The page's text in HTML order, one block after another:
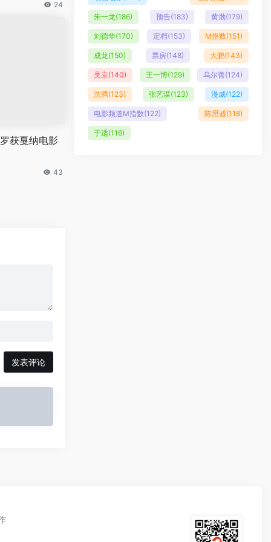
24
获戛纳电影
43
发表评论
朱一龙(186) 预告(183) 黄渤(179)
刘德华(170) 定档(153) M指数(151)
成龙(150) 票房(148) 大鹏(143)
吴京(140) 王一博(129) 乌尔善(124)
沈腾(123) 张艺谋(123) 漫威(122)
电影频道M指数(122) 陈思诚(118)
于适(116)